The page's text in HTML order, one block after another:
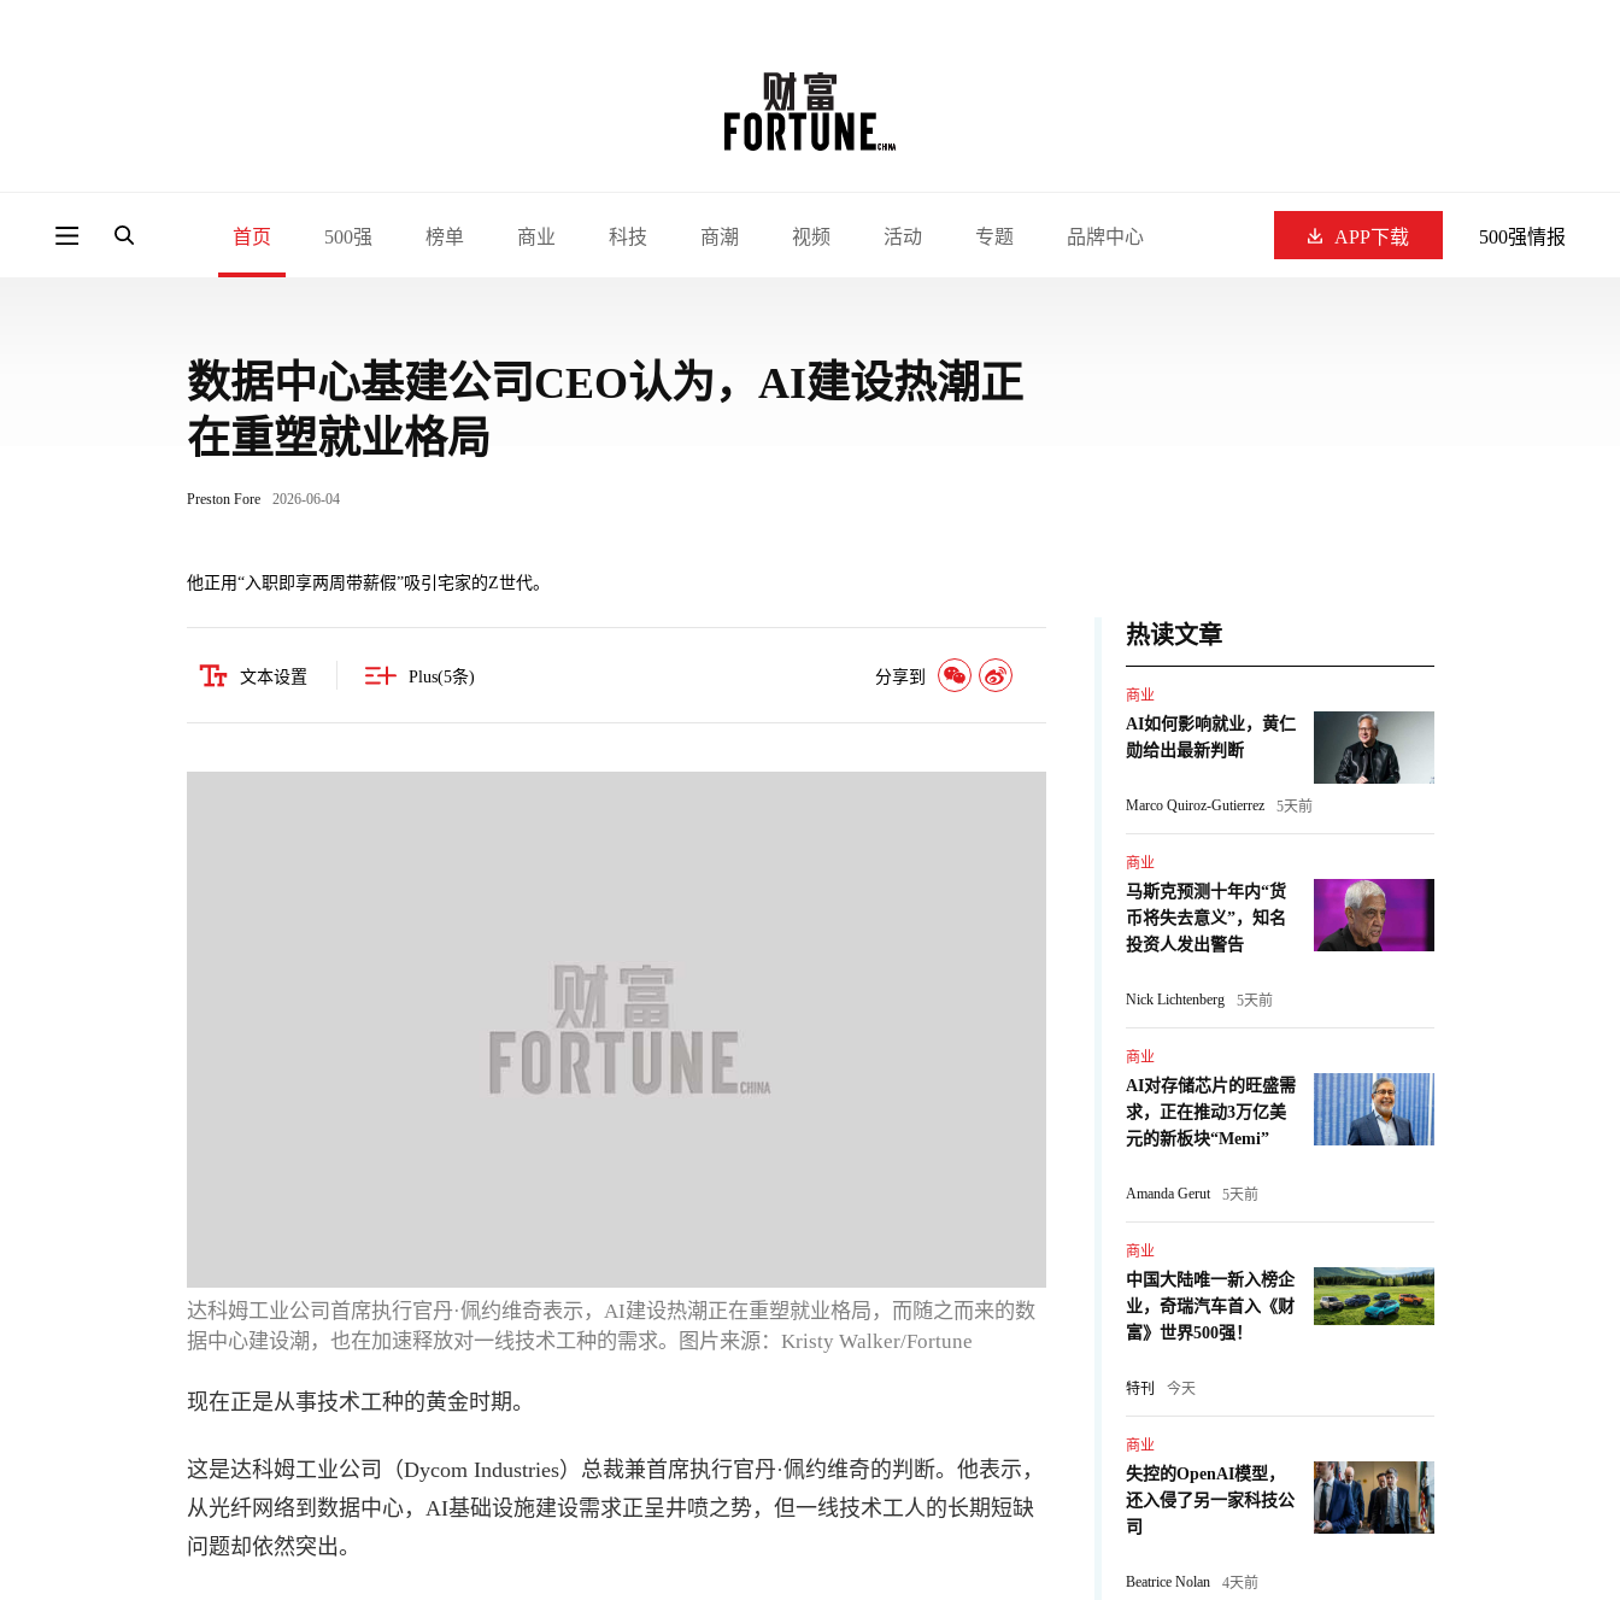
首页 500强 榜单 商业 科技 商潮 视频 活动 专题 品牌中心 APP下载 500强情报
数据中心基建公司CEO认为，AI建设热潮正
在重塑就业格局
Preston Fore 2026-06-04
他正用“入职即享两周带薪假”吸引宅家的Z世代。
文本设置 Plus(5条) 分享到
达科姆工业公司首席执行官丹·佩约维奇表示，AI建设热潮正在重塑就业格局，而随之而来的数
据中心建设潮，也在加速释放对一线技术工种的需求。图片来源：Kristy Walker/Fortune
现在正是从事技术工种的黄金时期。
这是达科姆工业公司（Dycom Industries）总裁兼首席执行官丹·佩约维奇的判断。他表示，
从光纤网络到数据中心，AI基础设施建设需求正呈井喷之势，但一线技术工人的长期短缺
问题却依然突出。
热读文章
商业
AI如何影响就业，黄仁
勋给出最新判断
Marco Quiroz-Gutierrez 5天前
商业
马斯克预测十年内“货
币将失去意义”，知名
投资人发出警告
Nick Lichtenberg 5天前
商业
AI对存储芯片的旺盛需
求，正在推动3万亿美
元的新板块“Memi”
Amanda Gerut 5天前
商业
中国大陆唯一新入榜企
业，奇瑞汽车首入《财
富》世界500强！
特刊 今天
商业
失控的OpenAI模型，
还入侵了另一家科技公
司
Beatrice Nolan 4天前